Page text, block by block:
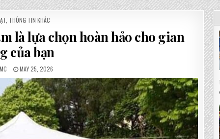
THÔNG TIN KHÁC
là lựa chọn hoàn hảo cho gian
của bạn
MAY 25, 2026